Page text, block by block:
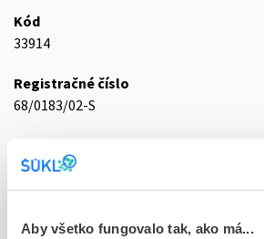
Aby všetko fungovalo tak, ako má...
Kód
33914
Registračné číslo
68/0183/02-S
cps dur 56x80 mg (blis.Al/PVC/PVA)
D - Registrácia bez obmedzenia platnosti